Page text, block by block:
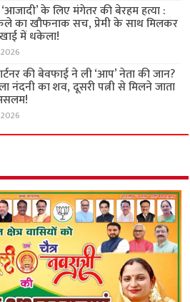
के लिए मंगेतर की बेरहम हत्या :
का खौफनाक सच, प्रेमी के साथ मिलकर
में धकेला!
की बेवफाई ने ली ‘आप’ नेता की जान?
नंदनी का शव, दूसरी पत्नी से मिलने जाता